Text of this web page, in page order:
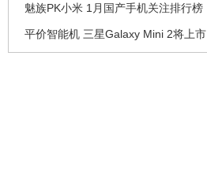
魅族PK小米 1月国产手机关注排行榜
平价智能机 三星Galaxy Mini 2将上市